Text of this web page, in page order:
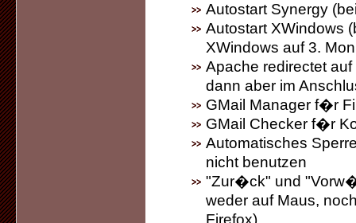
Autostart Synergy
Autostart XWindows
XWindows auf 3.
Apache redirectet
dann aber im
GMail Manager f�r
GMail Checker f�r
Automatisches
nicht benutzen
"Zur�ck" und
weder auf Maus,